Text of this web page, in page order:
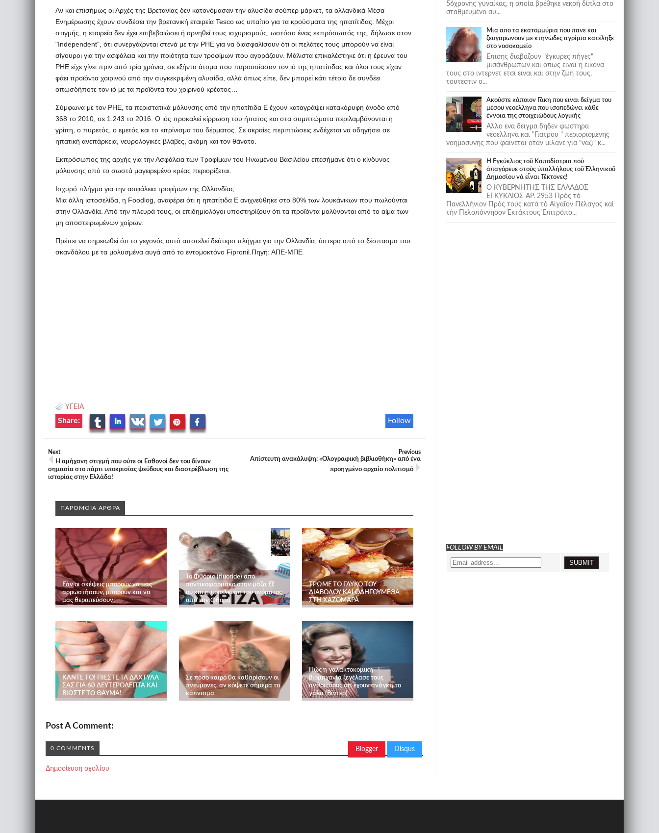
Αν και επισήμως οι Αρχές της Βρετανίας δεν κατονόμασαν την αλυσίδα σούπερ μάρκετ, τα ολλανδικά Μέσα
Ενημέρωσης έχουν συνδέσει την βρετανική εταιρεία Tesco ως υπαίτιο για τα κρούσματα της ηπατίτιδας. Μέχρι
στιγμής, η εταιρεία δεν έχει επιβεβαιώσει ή αρνηθεί τους ισχυρισμούς, ωστόσο ένας εκπρόσωπός της, δήλωσε στον
"Independent", ότι συνεργάζονται στενά με την PHE για να διασφαλίσουν ότι οι πελάτες τους μπορούν να είναι
σίγουροι για την ασφάλεια και την ποιότητα των τροφίμων που αγοράζουν. Μάλιστα επικαλέστηκε ότι η έρευνα του
PHE είχε γίνει πριν από τρία χρόνια, σε εξήντα άτομα που παρουσίασαν τον ιό της ηπατίτιδας και όλοι τους είχαν
φάει προϊόντα χοιρινού από την συγκεκριμένη αλυσίδα, αλλά όπως είπε, δεν μπορεί κάτι τέτοιο δε συνδέει
οπωσδήποτε τον ιό με τα προϊόντα του χοιρινού κρέατος…
Σύμφωνα με τον PHE, τα περιστατικά μόλυνσης από την ηπατίτιδα Ε έχουν καταγράψει κατακόρυφη άνοδο από
368 το 2010, σε 1.243 το 2016. Ο ιός προκαλεί κίρρωση του ήπατος και στα συμπτώματα περιλαμβάνονται η
γρίπη, ο πυρετός, ο εμετός και το κιτρίνισμα του δέρματος. Σε ακραίες περιπτώσεις ενδέχεται να οδηγήσει σε
ηπατική ανεπάρκεια, νευρολογικές βλάβες, ακόμη και τον θάνατο.
Εκπρόσωπος της αρχής για την Ασφάλεια των Τροφίμων του Ηνωμένου Βασιλείου επεσήμανε ότι ο κίνδυνος
μόλυνσης από το σωστά μαγειρεμένο κρέας περιορίζεται.
Ισχυρό πλήγμα για την ασφάλεια τροφίμων της Ολλανδίας
Μια άλλη ιστοσελίδα, η Foodlog, αναφέρει ότι η ηπατίτιδα Ε ανιχνεύθηκε στο 80% των λουκάνικων που πωλούνται
στην Ολλανδία. Από την πλευρά τους, οι επιδημιολόγοι υποστηρίζουν ότι τα προϊόντα μολύνονται από το αίμα των
μη αποστειρωμένων χοίρων.
Πρέπει να σημειωθεί ότι το γεγονός αυτό αποτελεί δεύτερο πλήγμα για την Ολλανδία, ύστερα από το ξέσπασμα του
σκανδάλου με τα μολυσμένα αυγά από το εντομοκτόνο Fipronil.Πηγή: ΑΠΕ-ΜΠΕ
ΥΓΕΙΑ
Follow
Share:
Next
Η αμήχανη στιγμή που ούτε οι Εσθονοί δεν του δίνουν
σημασία στο πάρτι υποκρισίας ψεύδους και διαστρέβλωση της
ιστορίας στην Ελλάδα!
Previous
Απίστευτη ανακάλυψη: «Ολογραφική βιβλιοθήκη» από ένα
προηγμένο αρχαίο πολιτισμό
ΠΑΡΟΜΟΙΑ ΑΡΘΡΑ
Εάν οι σκέψεις μπορούν να μας
αρρωστήσουν, μπορούν και να
μας θεραπεύσουν;
Το Φθόριο (fluoride) απο
ποντικοφάρμακο στην μάζα Εξ’
ου και η προέλευση του ονόματος
από την Φθορά
ΤΡΩΜΕ ΤΟ ΓΛΥΚΟ ΤΟΥ
ΔΙΑΒΟΛΟΥ ΚΑΙ ΟΔΗΓΟΥΜΕΘΑ
ΣΤΗ ΧΑΖΟΜΑΡΑ
ΚΑΝΤΕ ΤΟ! ΠΙΕΣΤΕ ΤΑ ΔΑΧΤΥΛΑ
ΣΑΣ ΓΙΑ 60 ΔΕΥΤΕΡΟΛΕΠΤΑ ΚΑΙ
ΒΙΩΣΤΕ ΤΟ ΘΑΥΜΑ!
Σε πόσο καιρό θα καθαρίσουν οι
πνεύμονες, αν κόψετε σήμερα το
κάπνισμα
Πώς η γαλακτοκομική
βιομηχανία ξεγέλασε τους
ανθρώπους ότι έχουν ανάγκη το
γάλα (Βίντεο)
Post A Comment:
Blogger Disqus
0 COMMENTS
Δημοσίευση σχολίου
56χρονης γυναίκας, η οποία βρέθηκε νεκρή δίπλα στο
σταθμευμένο αυ...
Μια απο τα εκατομμύρια που πανε και
ζευγαρωνουν με κτηνώδες αγρίμια κατέληξε
στο νοσοκομείο
Επισης διαβαζουν "έγκυρες πήγες"
μισάνθρωπων και οπως ειναι η εικονα
τους στο ιντερνετ ετσι ειναι και στην ζωη τους,
τουτεστιν ο...
Ακούστε κάποιον Γάκη που ειναι δείγμα του
μέσου νεοέλληνα που ισοπεδώνει κάθε
έννοια της στοιχειώδους λογικής
Αλλο ενα δειγμα δηδεν φωστηρα
νεοελληνα και "Γιατρου " περιορισμενης
νοημοσυνης που φαινεται οταν μιλανε για "ναζι" κ...
Ἡ Ἐγκύκλιος τοῦ Καποδίστρια ποὺ
ἀπαγόρευε στοὺς ὑπαλλήλους τοῦ Ἑλληνικοῦ
Δημοσίου νὰ εἶναι Τέκτονες!
Ο ΚΥΒΕΡΝΗΤΗΣ ΤΗΣ ΕΛΛΑΔΟΣ
ΕΓΚΥΚΛΙΟΣ ΑΡ. 2953 Πρὸς τὸ
Πανελλήνιον Πρὸς τοὺς κατὰ τὸ Αἰγαῖον Πέλαγος καὶ
τὴν Πελοπόννησον Ἐκτάκτους Ἐπιτρόπο...
FOLLOW BY EMAIL